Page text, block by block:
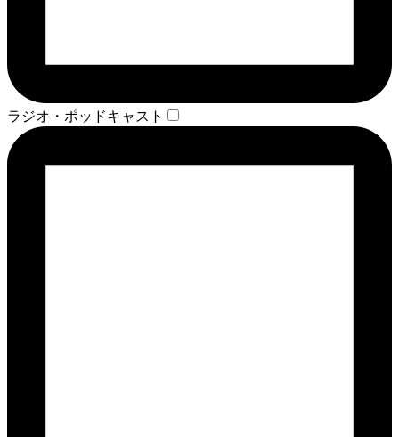
ラジオ・ポッドキャスト